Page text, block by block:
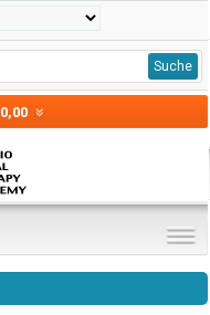
Suche